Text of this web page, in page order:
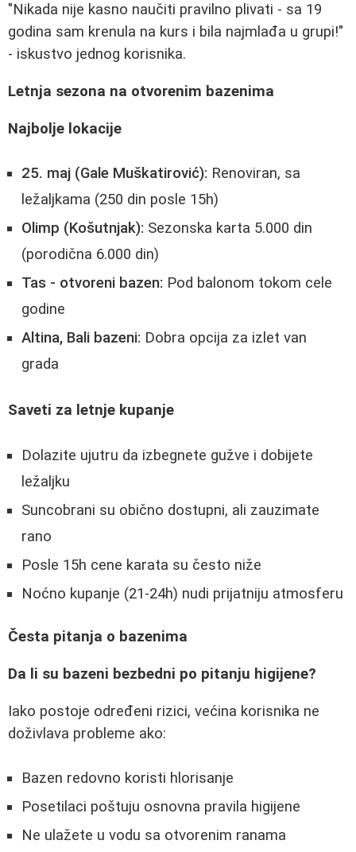
"Nikada nije kasno naučiti pravilno plivati - sa 19
godina sam krenula na kurs i bila najmlađa u grupi!"
- iskustvo jednog korisnika.
Letnja sezona na otvorenim bazenima
Najbolje lokacije
25. maj (Gale Muškatirović): Renoviran, sa
ležaljkama (250 din posle 15h)
Olimp (Košutnjak): Sezonska karta 5.000 din
(porodična 6.000 din)
Tas - otvoreni bazen: Pod balonom tokom cele
godine
Altina, Bali bazeni: Dobra opcija za izlet van
grada
Saveti za letnje kupanje
Dolazite ujutru da izbegnete gužve i dobijete
ležaljku
Suncobrani su obično dostupni, ali zauzimate
rano
Posle 15h cene karata su često niže
Noćno kupanje (21-24h) nudi prijatniju atmosferu
Česta pitanja o bazenima
Da li su bazeni bezbedni po pitanju higijene?
Iako postoje određeni rizici, većina korisnika ne
doživlava probleme ako:
Bazen redovno koristi hlorisanje
Posetilaci poštuju osnovna pravila higijene
Ne ulažete u vodu sa otvorenim ranama